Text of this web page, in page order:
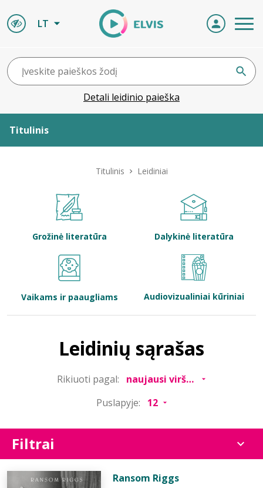
LT
Detali leidinio paieška
Titulinis
Bibliotekoms
Titulinis Leidiniai
Grožinė literatūra Dalykinė literatūra
Vaikams ir paaugliams Audiovizualiniai kūriniai
Leidinių sąrašas
Rikiuoti pagal:
Puslapyje:
Filtrai
Ransom Riggs